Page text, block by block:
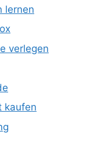
lernen
verlegen
kaufen